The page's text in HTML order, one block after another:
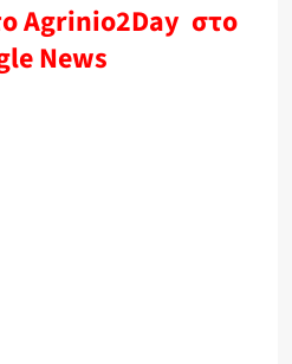
Agrinio2Day στο
News